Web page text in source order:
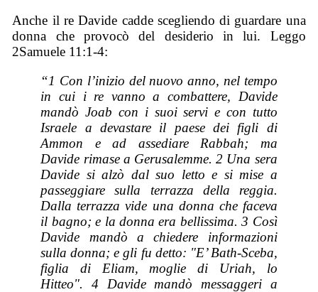
Anche il re Davide cadde scegliendo di guardare una
donna che provocò del desiderio in lui. Leggo
2Samuele 11:1-4:
“1 Con l’inizio del nuovo anno, nel tempo
in cui i re vanno a combattere, Davide
mandò Joab con i suoi servi e con tutto
Israele a devastare il paese dei figli di
Ammon e ad assediare Rabbah; ma
Davide rimase a Gerusalemme. 2 Una sera
Davide si alzò dal suo letto e si mise a
passeggiare sulla terrazza della reggia.
Dalla terrazza vide una donna che faceva
il bagno; e la donna era bellissima. 3 Così
Davide mandò a chiedere informazioni
sulla donna; e gli fu detto: "E’ Bath-Sceba,
figlia di Eliam, moglie di Uriah, lo
Hitteo". 4 Davide mandò messaggeri a